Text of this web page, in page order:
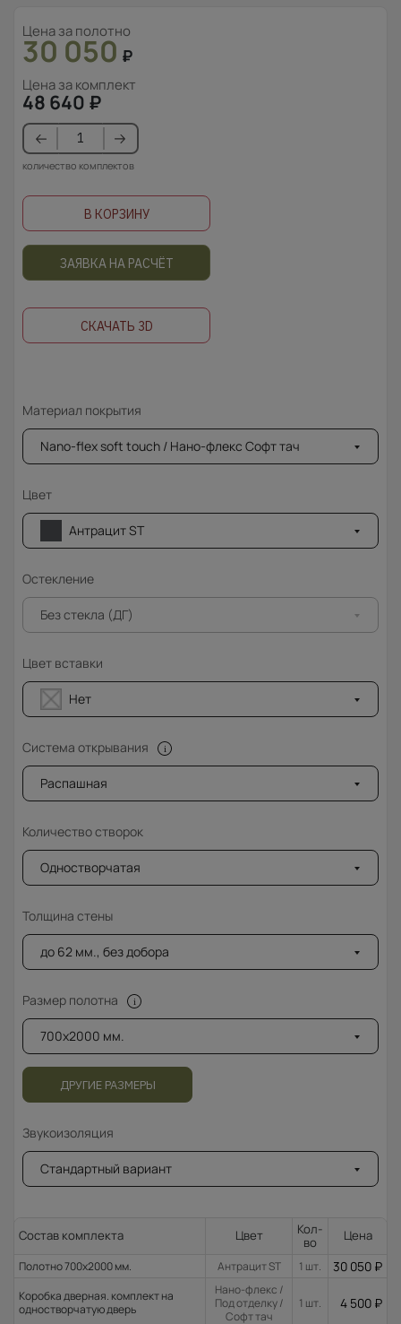
Цена за полотно
30 050 ₽
Цена за комплект
48 640 ₽
количество комплектов
В КОРЗИНУ
ЗАЯВКА НА РАСЧЁТ
СКАЧАТЬ 3D
Материал покрытия
Nano-flex soft touch / Нано-флекс Софт тач
Цвет
Антрацит ST
Остекление
Без стекла (ДГ)
Цвет вставки
Нет
Система открывания
Распашная
Количество створок
Одностворчатая
Толщина стены
до 62 мм., без добора
Размер полотна
700x2000 мм.
ДРУГИЕ РАЗМЕРЫ
Звукоизоляция
Стандартный вариант
Состав комплекта Цвет
Кол-
во
Цена
Полотно 700x2000 мм. Антрацит ST 1 шт. 30 050 ₽
Коробка дверная. комплект на
одностворчатую дверь
Нано-флекс /
Под отделку /
Софт тач
1 шт. 4 500 ₽